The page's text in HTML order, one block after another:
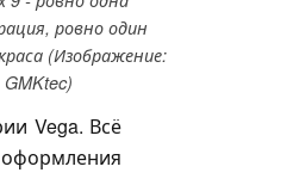
ровно один
(Изображение:
GMKtec)
Vega. Всё